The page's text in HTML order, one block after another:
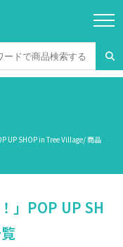
UP SHOP in Tree Village/ 商品
」POP UP SH